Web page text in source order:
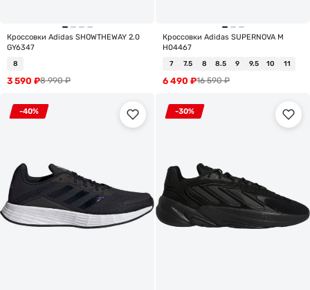
Кроссовки Adidas SHOWTHEWAY 2.0
GY6347
8
8 990₽
3 590 ₽
Кроссовки Adidas SUPERNOVA M
H04467
7 7.5 8 8.5 9 9.5 10 11
16 590₽
6 490 ₽
-40% -30%